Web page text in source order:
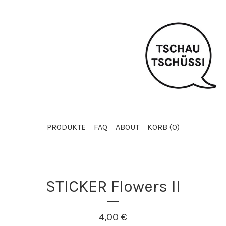
PRODUKTE FAQ ABOUT KORB (0)
STICKER Flowers II
4,00 €